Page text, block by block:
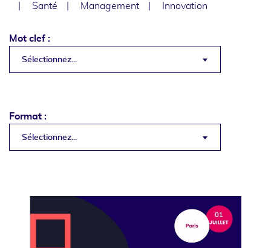
Santé
Management Innovation
Mot clef :
Sélectionnez...
Format :
Sélectionnez...